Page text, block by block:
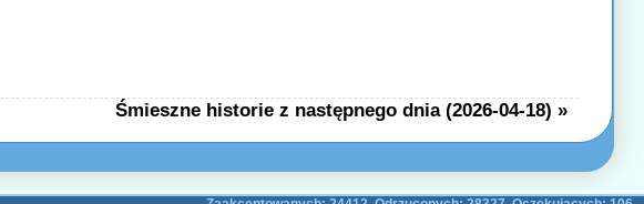
Śmieszne historie z następnego dnia (2026-04-18) »